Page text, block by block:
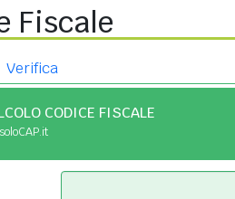
Fiscale
Verifica
CODICE FISCALE